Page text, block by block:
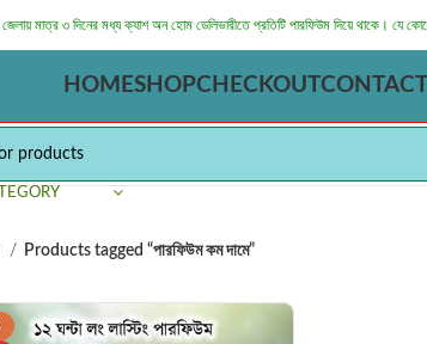
জেলায় মাত্র ৩ দিনের মধ্য ক্যাশ অন হোম ডেলিভারীতে প্রতিটি পারফিউম দিয়ে থাকে। যে
HOMESHOPCHECKOUT
Products tagged “পারফিউম কম দামে”